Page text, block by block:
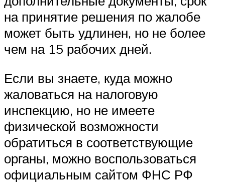
на принятие решения по жалобе
может быть удлинен, но не более
чем на 15 рабочих дней.
Если вы знаете, куда можно
жаловаться на налоговую
инспекцию, но не имеете
физической возможности
обратиться в соответствующие
органы, можно воспользоваться
официальным сайтом ФНС РФ